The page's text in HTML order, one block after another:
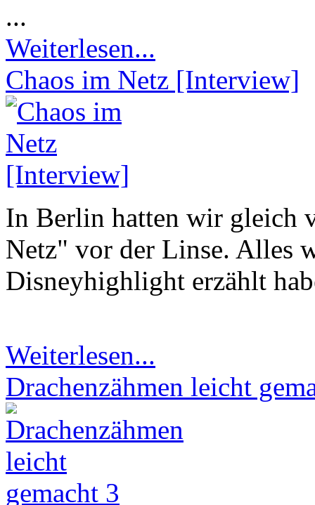
...
Weiterlesen...
Chaos im Netz [Interview]
In Berlin hatten wir gleich
Netz" vor der Linse. Alles
Disneyhighlight erzählt
Weiterlesen...
Drachenzähmen leicht